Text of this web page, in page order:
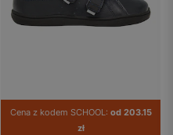
Cena z kodem SCHOOL: od 203.15
zł